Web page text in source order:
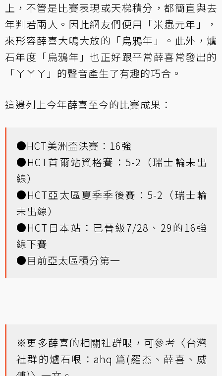
上，不管是比賽表現或天梯積分，都簡直與去
年判若兩人。因此網友們便用「米蟲元年」，
來形容薛喜大鳴大放的「烏鴉年」。此外，爐
石年度「烏鴉年」也正好跟平常薛喜常發出的
「ㄚㄚㄚ」的聲音產生了有趣的巧合。
這邊列上今年薛喜至今的比賽成果：
●HCT美洲盃決賽：16強
●HCT首爾站資格賽：5-2（瑞士輪未出
線）
●HCT亞太區夏季季後賽：5-2（瑞士輪
未出線）
●HCT日本站：已晉級7/28、29的16強
線下賽
●目前亞太區積分第一
※更多薛喜的相關社群哏，可參考〈台灣
社群的爐石哏：ahq 篇(羅杰、薛喜、威